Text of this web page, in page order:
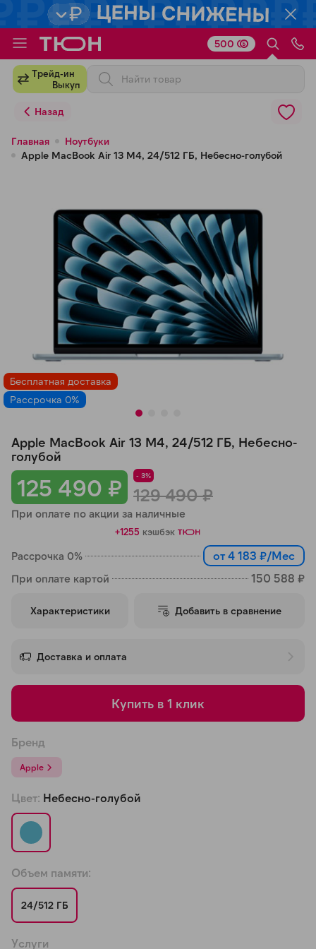
Трейд-ин
Выкуп
500
Назад
Главная
Ноутбуки
Apple MacBook Air 13 M4, 24/512 ГБ, Небесно-голубой
Бесплатная доставка
Рассрочка 0%
125 490 ₽ - 3%
129 490 ₽
При оплате по акции за наличные
+1255 кэшбэк
Рассрочка 0% от 4 183 ₽/Мес
При оплате картой 150 588 ₽
Apple MacBook Air 13 M4, 24/512 ГБ, Небесно-
голубой
Характеристики Добавить в сравнение
Доставка и оплата
Купить в 1 клик
Бренд
Apple
Цвет: Небесно-голубой
Объем памяти:
24/512 ГБ
Услуги
Для клиентов всех банков
Разбейте
оплатуна части
без переплат
График платежей
Добавляйте товары
в корзину
Оплачивайте сегодня только
% картой любого банка
Получайте товар
выбранный способом
Оставшиеся75% будут
с вашей карты
по 25%
25
недели
Остались вопросы?